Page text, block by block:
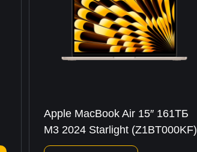
Apple MacBook Air 15″ 161TБ
M3 2024 Starlight (Z1BT000KF)